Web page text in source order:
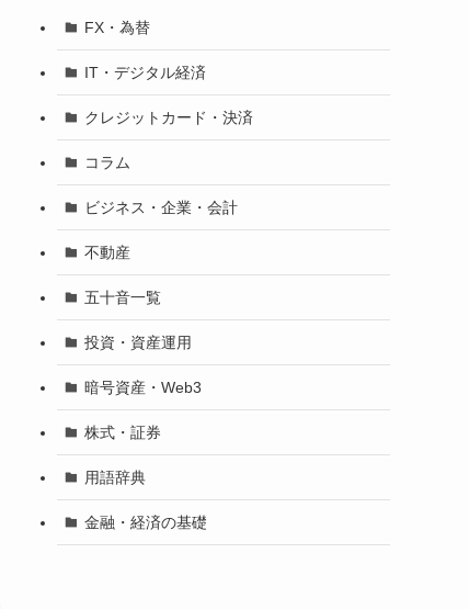
FX・為替
IT・デジタル経済
クレジットカード・決済
コラム
ビジネス・企業・会計
不動産
五十音一覧
投資・資産運用
暗号資産・Web3
株式・証券
用語辞典
金融・経済の基礎